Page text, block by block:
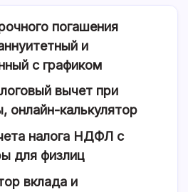
погашения
и
с графиком
вычет при
онлайн-калькулятор
налога НДФЛ с
для физлиц
вклада и